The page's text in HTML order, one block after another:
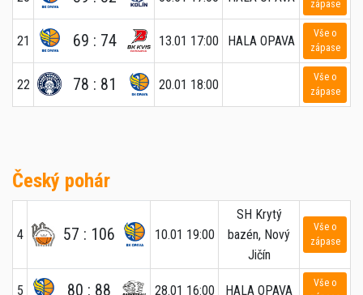
zápase
21 69 : 74 13.01 17:00 HALA OPAVA
Vše o
zápase
22 78 : 81 20.01 18:00
Vše o
zápase
Český pohár
4 57 : 106 10.01 19:00
SH Krytý
bazén, Nový
Jičín
Vše o
zápase
5 80 : 88 28.01 16:00 HALA OPAVA
Vše o